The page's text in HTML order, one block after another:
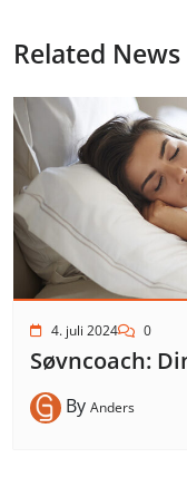
Related News
4. juli 2024 0
Søvncoach:
By Anders